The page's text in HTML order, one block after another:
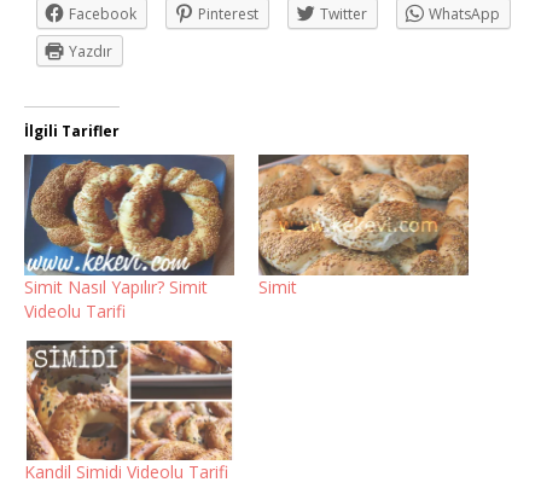
Facebook
Pinterest Twitter
WhatsApp
Yazdır
İlgili Tarifler
Simit Nasıl Yapılır? Simit
Videolu Tarifi
Simit
Kandil Simidi Videolu Tarifi